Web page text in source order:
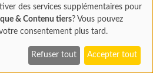
des services supplémentaires pour
& Contenu tiers? Vous pouvez
consentement plus tard.
Refuser tout Accepter tout